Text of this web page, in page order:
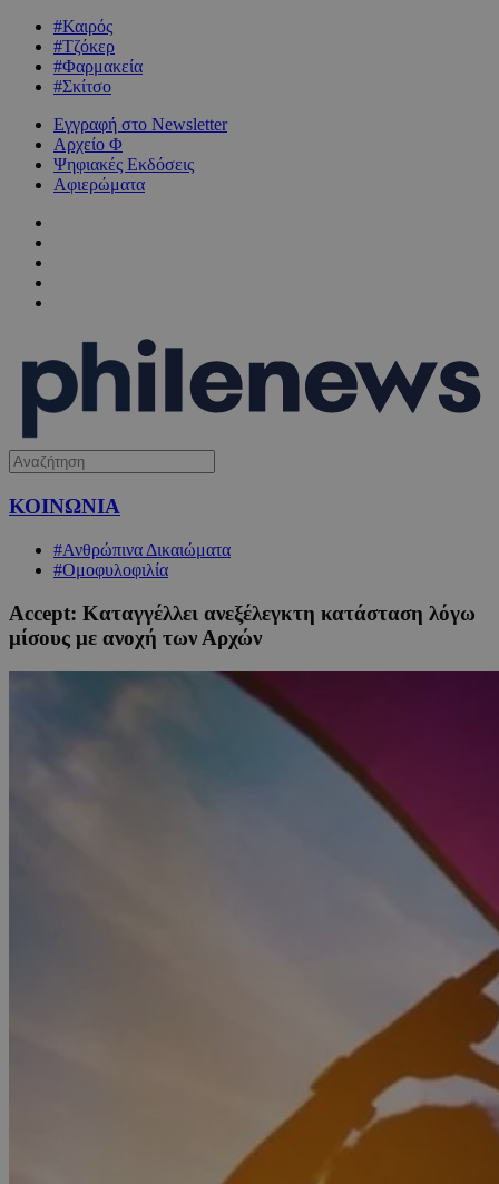
#Καιρός
#Τζόκερ
#Φαρμακεία
#Σκίτσο
Εγγραφή στο Newsletter
Αρχείο Φ
Ψηφιακές Εκδόσεις
Αφιερώματα
ΚΟΙΝΩΝΙΑ
#Ανθρώπινα Δικαιώματα
#Ομοφυλοφιλία
Accept: Καταγγέλλει ανεξέλεγκτη κατάσταση λόγω
μίσους με ανοχή των Αρχών